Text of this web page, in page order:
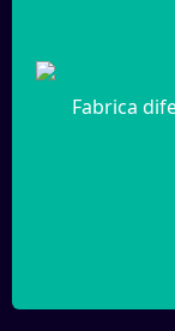
Fabrica